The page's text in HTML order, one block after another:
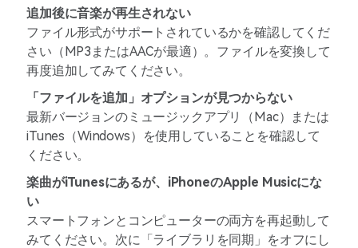
追加後に音楽が再生されない
ファイル形式がサポートされているかを確認してくだ
さい（MP3またはAACが最適）。ファイルを変換して
再度追加してみてください。
「ファイルを追加」オプションが見つからない
最新バージョンのミュージックアプリ（Mac）または
iTunes（Windows）を使用していることを確認して
ください。
楽曲がiTunesにあるが、iPhoneのApple Musicにな
い
スマートフォンとコンピューターの両方を再起動して
みてください。次に「ライブラリを同期」をオフにし